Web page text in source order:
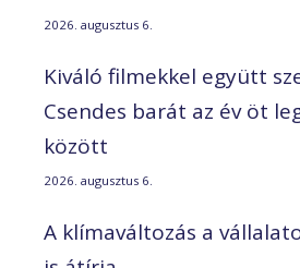
2026. augusztus 6.
Kiváló filmekkel együtt
Csendes barát az év öt
között
2026. augusztus 6.
A klímaváltozás a